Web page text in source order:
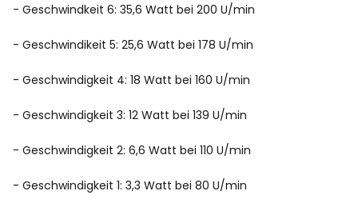
- Geschwindkeit 6: 35,6 Watt bei 200 U/min
- Geschwindikeit 5: 25,6 Watt bei 178 U/min
- Geschwindigkeit 4: 18 Watt bei 160 U/min
- Geschwindigkeit 3: 12 Watt bei 139 U/min
- Geschwindigkeit 2: 6,6 Watt bei 110 U/min
- Geschwindigkeit 1: 3,3 Watt bei 80 U/min